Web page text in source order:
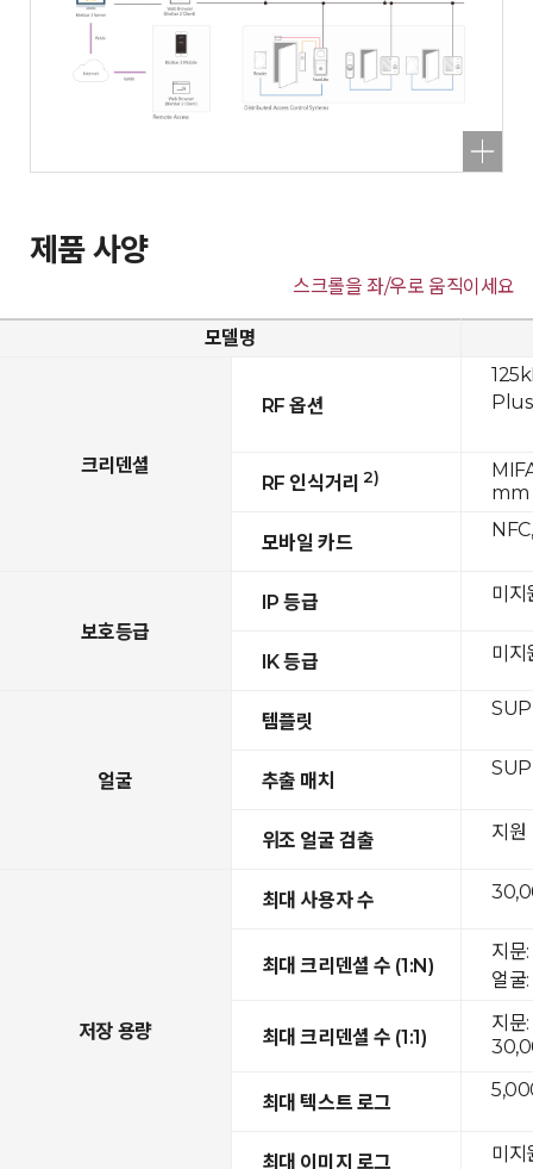
제품 사양
스크롤을 좌/우로 움직이세요
모델명
크리덴셜
RF 옵션
RF 인식거리 2)
모바일 카드
보호등급
IP 등급
IK 등급
얼굴
템플릿
추출 매치
위조 얼굴 검출
저장 용량
최대 사용자 수
최대 크리덴셜 수 (1:N)
최대 크리덴셜 수 (1:1)
최대 텍스트 로그
최대 이미지 로그
mm
미지
미지
지원
지
얼
지
미지